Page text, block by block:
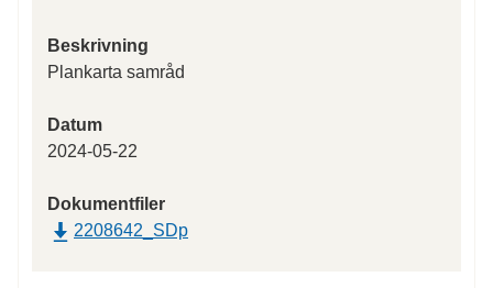
Beskrivning
Plankarta samråd
Datum
2024-05-22
Dokumentfiler
2208642_SDp